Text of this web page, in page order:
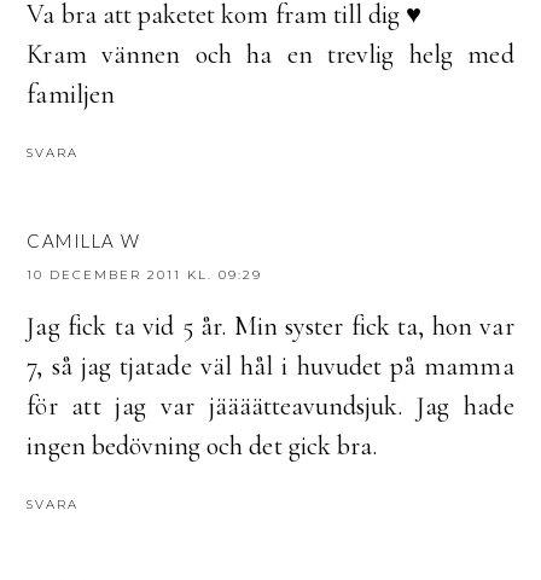
Va bra att paketet kom fram till dig ♥
Kram vännen och ha en trevlig helg med
familjen
SVARA
CAMILLA W
10 DECEMBER 2011 KL. 09:29
Jag fick ta vid 5 år. Min syster fick ta, hon var
7, så jag tjatade väl hål i huvudet på mamma
för att jag var jäääätteavundsjuk. Jag hade
ingen bedövning och det gick bra.
SVARA